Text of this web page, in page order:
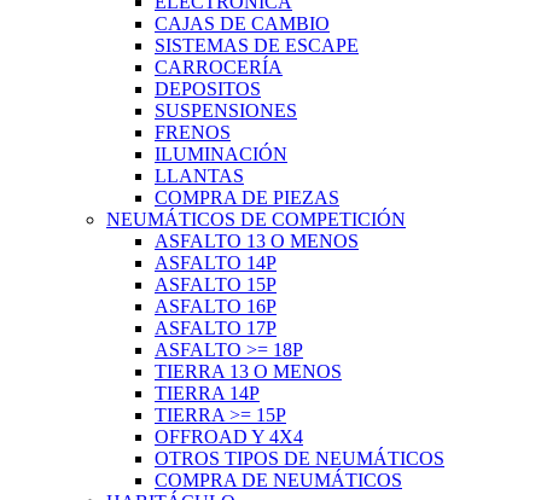
CAJAS DE CAMBIO
SISTEMAS DE ESCAPE
CARROCERÍA
DEPOSITOS
SUSPENSIONES
FRENOS
ILUMINACIÓN
LLANTAS
COMPRA DE PIEZAS
NEUMÁTICOS DE COMPETICIÓN
ASFALTO 13 O MENOS
ASFALTO 14P
ASFALTO 15P
ASFALTO 16P
ASFALTO 17P
ASFALTO >= 18P
TIERRA 13 O MENOS
TIERRA 14P
TIERRA >= 15P
OFFROAD Y 4X4
OTROS TIPOS DE NEUMÁTICOS
COMPRA DE NEUMÁTICOS